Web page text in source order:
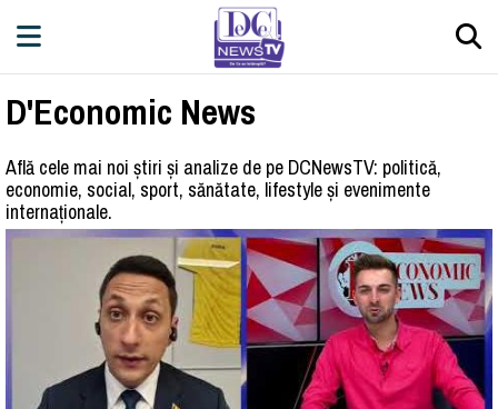
D'Economic News
Află cele mai noi știri și analize de pe DCNewsTV: politică,
economie, social, sport, sănătate, lifestyle și evenimente
internaționale.